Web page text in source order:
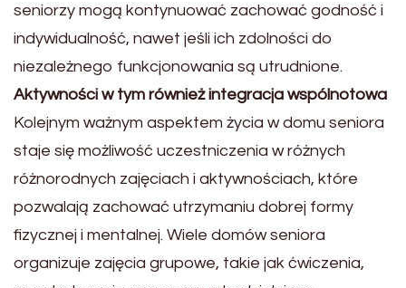
seniorzy mogą kontynuować zachować godność i
indywidualność, nawet jeśli ich zdolności do
niezależnego funkcjonowania są utrudnione.
Aktywności w tym również integracja wspólnotowa
Kolejnym ważnym aspektem życia w domu seniora
staje się możliwość uczestniczenia w różnych
różnorodnych zajęciach i aktywnościach, które
pozwalają zachować utrzymaniu dobrej formy
fizycznej i mentalnej. Wiele domów seniora
organizuje zajęcia grupowe, takie jak ćwiczenia,